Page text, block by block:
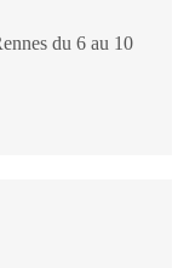
du 6 au 10